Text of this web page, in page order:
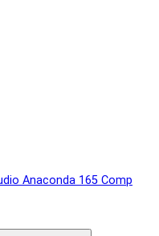
Anaconda 165 Comp